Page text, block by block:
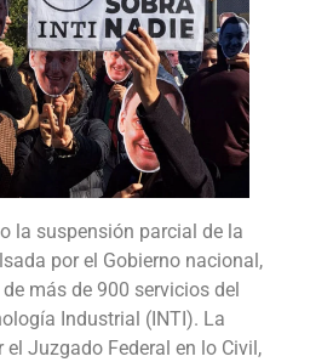
la suspensión parcial de la
por el Gobierno nacional,
más de 900 servicios del
Industrial (INTI). La
Juzgado Federal en lo Civil,